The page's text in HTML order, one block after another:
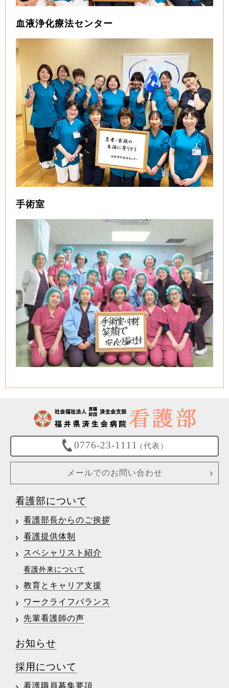
血液浄化療法センター
手術室
0776-23-1111 （代表）
メールでのお問い合わせ
看護部について
看護部長からのご挨拶
看護提供体制
スペシャリスト紹介
看護外来について
教育とキャリア支援
ワークライフバランス
先輩看護師の声
お知らせ
採用について
看護職員募集要項